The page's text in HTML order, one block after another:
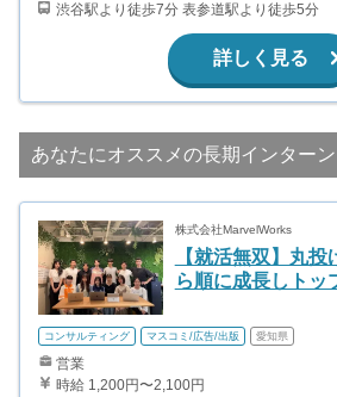
渋谷駅より徒歩7分 表参道駅より徒歩5分
詳しく見る
あなたにオススメの長期インターン
株式会社MarvelWorks
【就活無双】丸
ら順に成長しトッ
コンサルティング マスコミ/広告/出版 愛知県
営業
時給 1,200円〜2,100円